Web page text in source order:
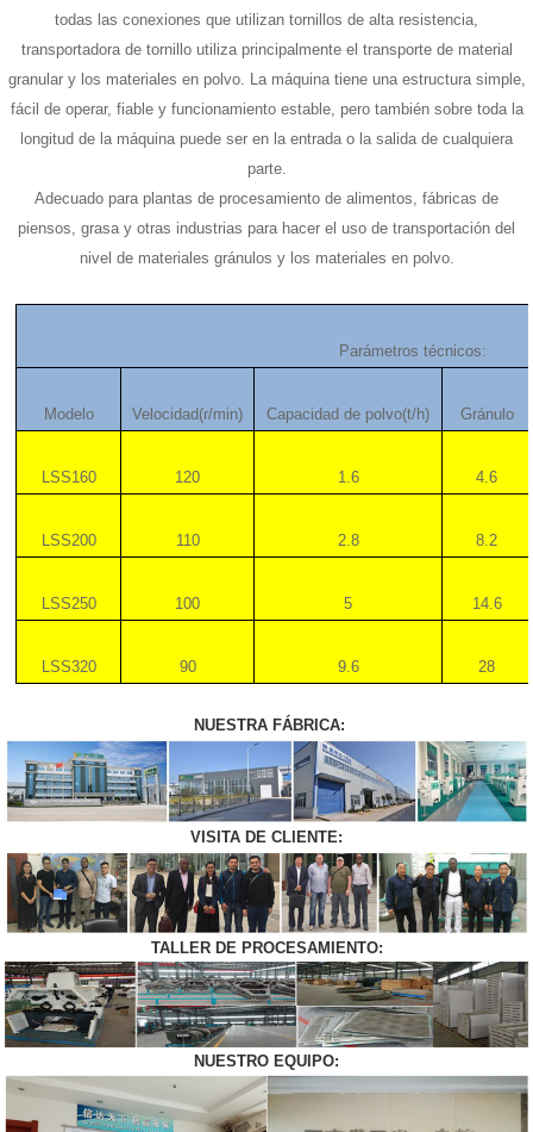
todas las conexiones que utilizan tornillos de alta resistencia,
transportadora de tornillo utiliza principalmente el transporte de material
granular y los materiales en polvo. La máquina tiene una estructura simple,
fácil de operar, fiable y funcionamiento estable, pero también sobre toda la
longitud de la máquina puede ser en la entrada o la salida de cualquiera
parte.
Adecuado para plantas de procesamiento de alimentos, fábricas de
piensos, grasa y otras industrias para hacer el uso de transportación del
nivel de materiales gránulos y los materiales en polvo.
Parámetros técnicos:
Modelo Velocidad(r/min) Capacidad de polvo(t/h) Gránulo
LSS160 120 1.6 4.6
LSS200 110 2.8 8.2
LSS250 100 5 14.6
LSS320 90 9.6 28
NUESTRA FÁBRICA:
VISITA DE CLIENTE:
TALLER DE PROCESAMIENTO:
NUESTRO EQUIPO: